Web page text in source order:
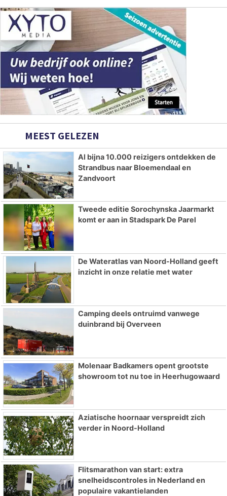
MEEST GELEZEN
Al bijna 10.000 reizigers ontdekken de
Strandbus naar Bloemendaal en
Zandvoort
Tweede editie Sorochynska Jaarmarkt
komt er aan in Stadspark De Parel
De Wateratlas van Noord-Holland geeft
inzicht in onze relatie met water
Camping deels ontruimd vanwege
duinbrand bij Overveen
Molenaar Badkamers opent grootste
showroom tot nu toe in Heerhugowaard
Aziatische hoornaar verspreidt zich
verder in Noord-Holland
Flitsmarathon van start: extra
snelheidscontroles in Nederland en
populaire vakantielanden